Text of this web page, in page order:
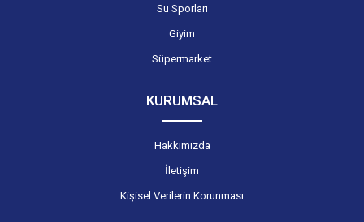
Su Sporları
Giyim
Süpermarket
KURUMSAL
Hakkımızda
İletişim
Kişisel Verilerin Korunması